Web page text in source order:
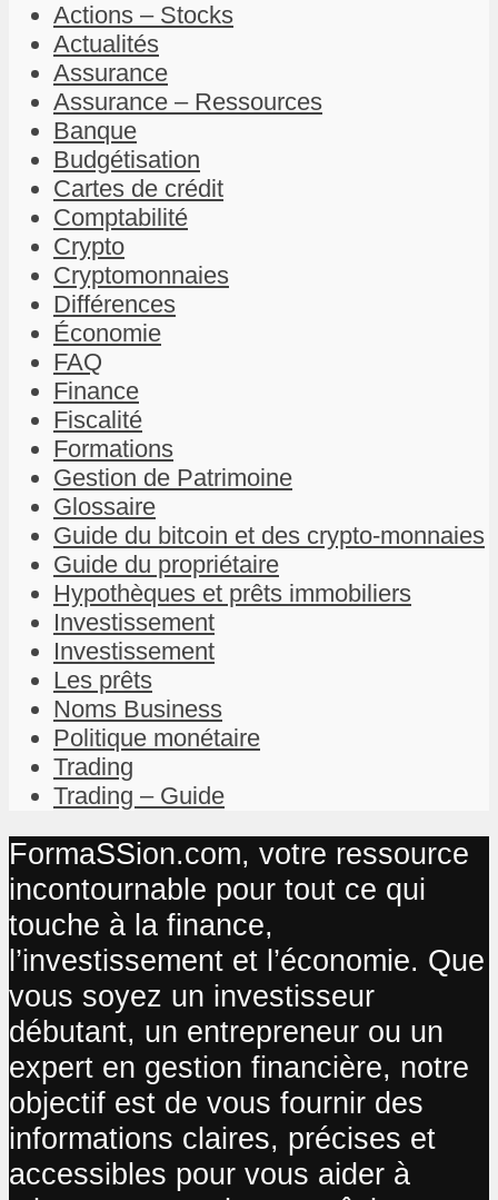
Actions – Stocks
Actualités
Assurance
Assurance – Ressources
Banque
Budgétisation
Cartes de crédit
Comptabilité
Crypto
Cryptomonnaies
Différences
Économie
FAQ
Finance
Fiscalité
Formations
Gestion de Patrimoine
Glossaire
Guide du bitcoin et des crypto-monnaies
Guide du propriétaire
Hypothèques et prêts immobiliers
Investissement
Investissement
Les prêts
Noms Business
Politique monétaire
Trading
Trading – Guide
FormaSSion.com, votre ressource
incontournable pour tout ce qui
touche à la finance,
l’investissement et l’économie. Que
vous soyez un investisseur
débutant, un entrepreneur ou un
expert en gestion financière, notre
objectif est de vous fournir des
informations claires, précises et
accessibles pour vous aider à